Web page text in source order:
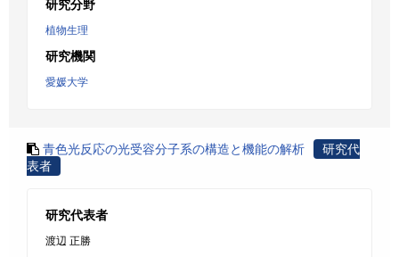
研究分野
植物生理
研究機関
愛媛大学
青色光反応の光受容分子系の構造と機能の解析
研究代
表者
研究代表者
渡辺 正勝